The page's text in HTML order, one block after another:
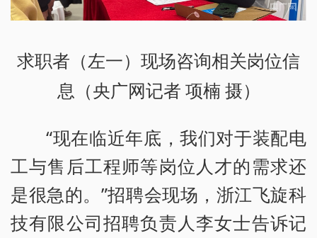
求职者（左一）现场咨询相关岗位信
息（央广网记者 项楠 摄）
“现在临近年底，我们对于装配电
工与售后工程师等岗位人才的需求还
是很急的。”招聘会现场，浙江飞旋科
技有限公司招聘负责人李女士告诉记